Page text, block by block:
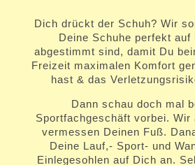
Dich drückt der Schuh? Wir
Deine Schuhe perfekt auf
abgestimmt sind, damit Du
Freizeit maximalen Komfort
hast & das
Dann schau doch mal
Sportfachgeschäft vorbei. Wir
vermessen Deinen Fuß.
Deine Lauf,- Sport- und
Einlegesohlen auf Dich an.